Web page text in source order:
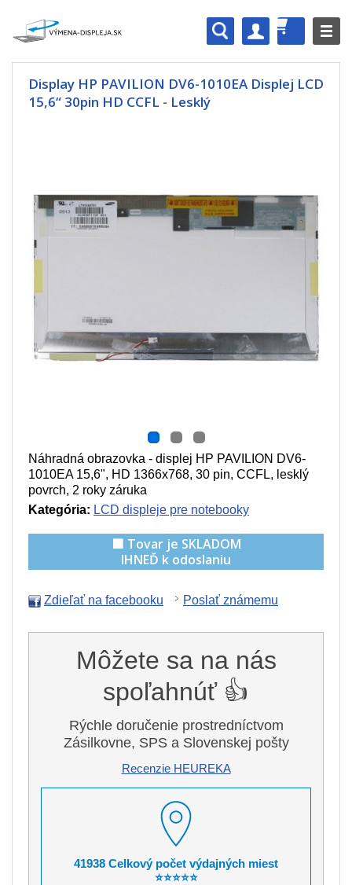
Display HP PAVILION DV6-1010EA Displej LCD
15,6“ 30pin HD CCFL - Lesklý
Náhradná obrazovka - displej HP PAVILION DV6-
1010EA 15,6", HD 1366x768, 30 pin, CCFL, lesklý
povrch, 2 roky záruka
Kategória: LCD displeje pre notebooky
🟩 Tovar je SKLADOM
IHNEĎ k odoslaniu
Zdieľať na facebooku Poslať známemu
Môžete sa na nás
spoľahnúť 👍
Rýchle doručenie prostredníctvom
Zásilkovne, SPS a Slovenskej pošty
Recenzie HEUREKA
41938 Celkový počet výdajných miest
⭐⭐⭐⭐⭐